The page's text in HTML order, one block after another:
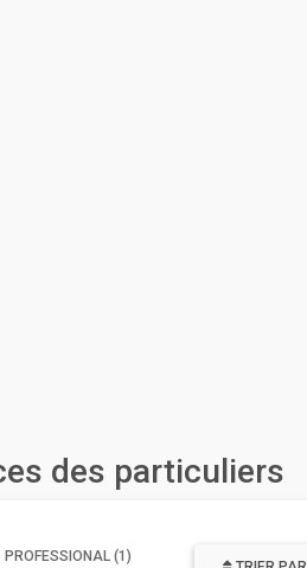
des particuliers
PROFESSIONAL (1)